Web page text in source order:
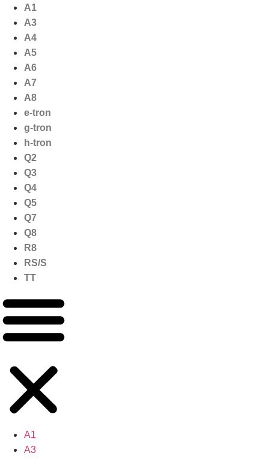
naar
inhoud
A1
A3
A4
A5
A6
A7
A8
e-tron
g-tron
h-tron
Q2
Q3
Q4
Q5
Q7
Q8
R8
RS/S
TT
A1
A3